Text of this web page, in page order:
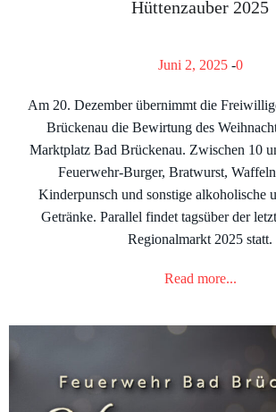
Hüttenzauber 2025
Juni 2, 2025 -0
Am 20. Dezember übernimmt die
Brückenau die Bewirtung des
Marktplatz Bad Brückenau. Zwischen 10
Feuerwehr-Burger, Bratwurst,
Kinderpunsch und sonstige alkoholische
Getränke. Parallel findet tagsüber der
Regionalmarkt 2025 statt.
Read more...